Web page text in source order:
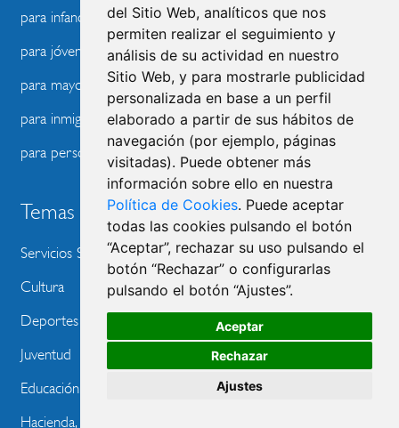
del Sitio Web, analíticos que nos
permiten realizar el seguimiento y
análisis de su actividad en nuestro
Sitio Web, y para mostrarle publicidad
personalizada en base a un perfil
elaborado a partir de sus hábitos de
navegación (por ejemplo, páginas
visitadas). Puede obtener más
información sobre ello en nuestra
Política de Cookies. Puede aceptar
todas las cookies pulsando el botón
“Aceptar”, rechazar su uso pulsando el
botón “Rechazar” o configurarlas
pulsando el botón “Ajustes”.
Aceptar
Rechazar
Ajustes
para infancia y familia
para jóvenes
para mayores
para inmigración
para personas con discapacidad
Temas
Servicios Sociales y Sanidad
Cultura
Deportes
Juventud
Educación
Hacienda, Empleo y Consumo